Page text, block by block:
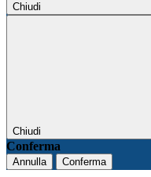
Chiudi
Chiudi
Conferma
Annulla Conferma